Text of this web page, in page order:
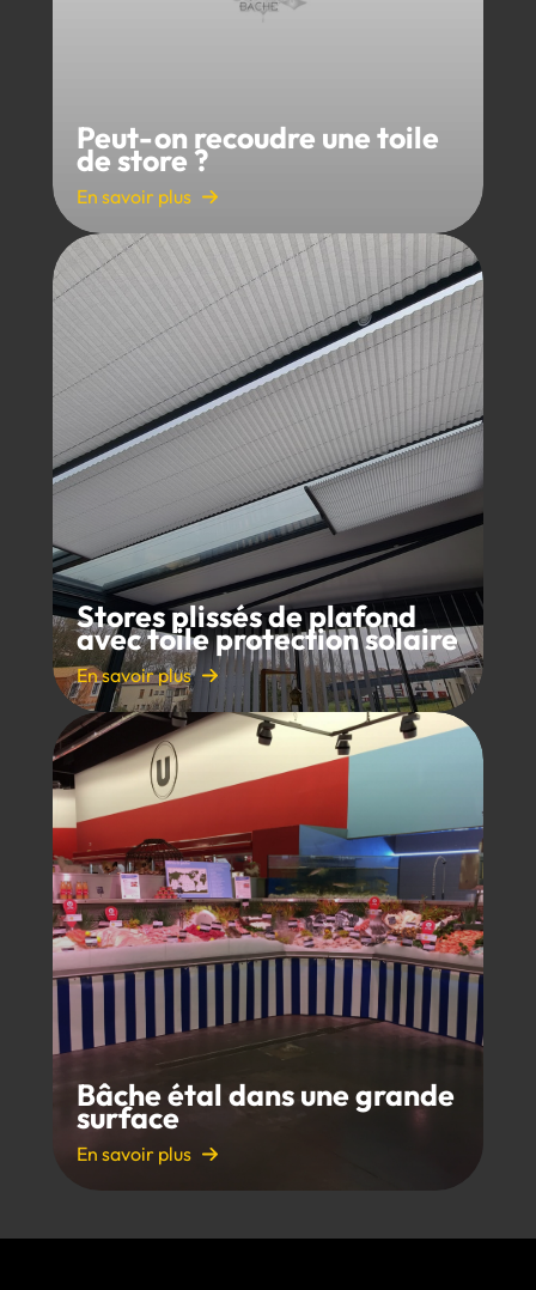
Peut-on recoudre une toile
de store ?
En savoir plus
Stores plissés de plafond
avec toile protection solaire
En savoir plus
Bâche étal dans une grande
surface
En savoir plus